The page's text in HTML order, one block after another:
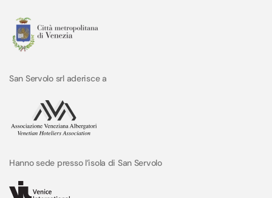
San Servolo srl aderisce a
Hanno sede presso l’isola di San Servolo